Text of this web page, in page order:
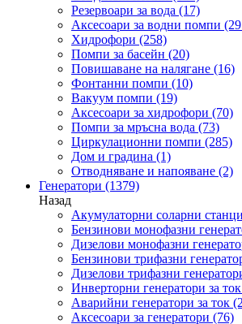
Резервоари за вода (17)
Аксесоари за водни помпи
Хидрофори (258)
Помпи за басейн (20)
Повишаване на налягане (16)
Фонтанни помпи (10)
Вакуум помпи (19)
Аксесоари за хидрофори (70)
Помпи за мръсна вода (73)
Циркулационни помпи (285)
Дом и градина (1)
Отводняване и напояване (2)
Генератори (1379)
Назад
Акумулаторни соларни
Бензинови монофазни
Дизелови монофазни
Бензинови трифазни
Дизелови трифазни
Инверторни генератори за ток
Аварийни генератори за ток
Аксесоари за генератори (76)